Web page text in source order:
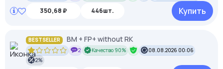
350,68 ₽ 446шт. Купить
BESTSELLER BM + FP+ without RK
2 Качество 90%
08.08.2026 00:06
2%